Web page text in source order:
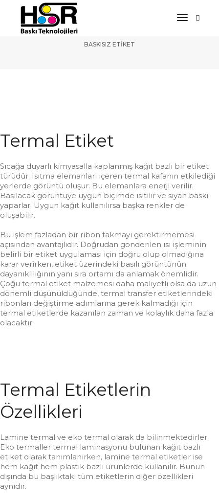
Toggle
Termal Etiketler
BASKISIZ ETIKET
Termal Etiket
Sıcağa duyarlı kimyasalla kaplanmış kağıt bazlı bir etiket
türüdür. Isıtma elemanları içeren termal kafanın etkilediği
yerlerde görüntü oluşur. Bu elemanlara enerji verilir.
Basılacak görüntüye uygun biçimde ısıtılır ve siyah baskı
yaparlar. Uygun kağıt kullanılırsa başka renkler de
oluşabilir.
Bu işlem fazladan bir ribon takmayı gerektirmemesi
açısından avantajlıdır. Doğrudan gönderilen ısı işleminin
belirli bir etiket uygulaması için doğru olup olmadığına
karar verirken, etiket üzerindeki basılı görüntünün
dayanıklılığının yanı sıra ortamı da anlamak önemlidir.
Çoğu termal etiket malzemesi daha maliyetli olsa da uzun
dönemli düşünüldüğünde, termal transfer etiketlerindeki
ribonları değiştirme adımlarına gerek kalmadığı için
termal etiketlerde kazanılan zaman ve kolaylık daha fazla
olacaktır.
Termal Etiketlerin
Özellikleri
Lamine termal ve eko termal olarak da bilinmektedirler.
Eko termaller termal laminasyonu bulunan kağıt bazlı
etiket olarak tanımlanırken, lamine termal etiketler ise
hem kağıt hem plastik bazlı ürünlerde kullanılır. Bunun
dışında bu başlıktaki tüm etiketlerin diğer özellikleri
aynıdır.